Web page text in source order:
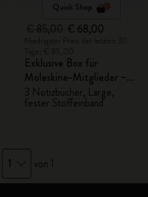
Quick Shop
€ 68,00
Exklusive Box für
Moleskine-Mitglieder –
Notizbücher Impressionen
des Impressionismus
3 Notizbücher, Large,
fester Stoffeinband
1 von 1